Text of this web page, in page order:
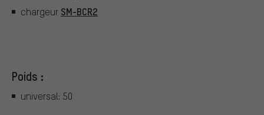
chargeur SM-BCR2
Poids :
universal: 50